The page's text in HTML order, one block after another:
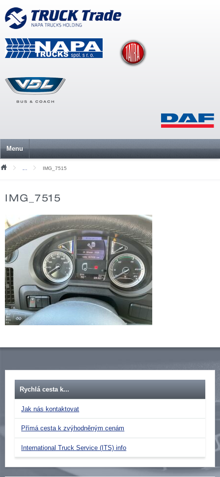
Menu
Mediální soubory
IMG_7515
IMG_7515
Rychlá cesta k...
Jak nás kontaktovat
Přímá cesta k zvýhodněným cenám
International Truck Service (ITS) info